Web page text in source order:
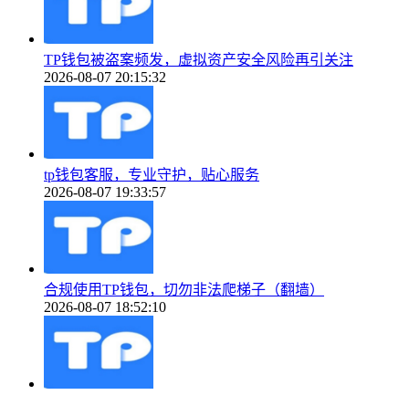
TP钱包被盗案频发，虚拟资产安全风险再引关注
2026-08-07 20:15:32
tp钱包客服，专业守护，贴心服务
2026-08-07 19:33:57
合规使用TP钱包，切勿非法爬梯子（翻墙）
2026-08-07 18:52:10